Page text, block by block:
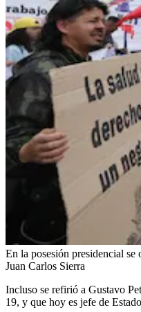
En la posesión presidencial
Juan Carlos Sierra
Incluso se refirió a Gustavo
19, y que hoy es jefe de